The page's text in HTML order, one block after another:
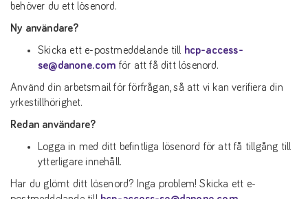
behöver du ett lösenord.
Ny användare?
Skicka ett e-postmeddelande till
hcp-access-
se@danone.com för att få ditt lösenord.
Använd din arbetsmail för förfrågan, så att vi kan verifiera din
yrkestillhörighet.
Redan användare?
Logga in med ditt befintliga lösenord för att få tillgång till
ytterligare innehåll.
Har du glömt ditt lösenord? Inga problem! Skicka ett e-